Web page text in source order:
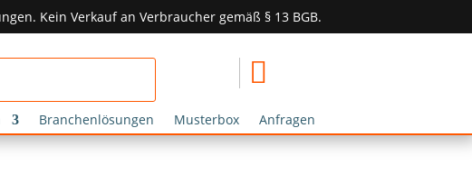
Kein Verkauf an Verbraucher gemäß § 13 BGB.

Branchenlösungen Musterbox Anfragen